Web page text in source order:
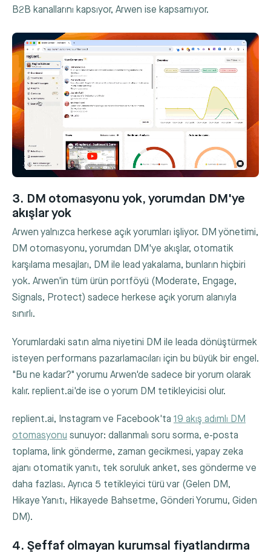
B2B kanallarını kapsıyor, Arwen ise kapsamıyor.
3. DM otomasyonu yok, yorumdan DM'ye
akışlar yok
Arwen yalnızca herkese açık yorumları işliyor. DM yönetimi,
DM otomasyonu, yorumdan DM'ye akışlar, otomatik
karşılama mesajları, DM ile lead yakalama, bunların hiçbiri
yok. Arwen'in tüm ürün portföyü (Moderate, Engage,
Signals, Protect) sadece herkese açık yorum alanıyla
sınırlı.
Yorumlardaki satın alma niyetini DM ile leada dönüştürmek
isteyen performans pazarlamacıları için bu büyük bir engel.
"Bu ne kadar?" yorumu Arwen'de sadece bir yorum olarak
kalır. replient.ai'de ise o yorum DM tetikleyicisi olur.
replient.ai, Instagram ve Facebook'ta 19 akış adımlı DM
otomasyonu sunuyor: dallanmalı soru sorma, e-posta
toplama, link gönderme, zaman gecikmesi, yapay zeka
ajanı otomatik yanıtı, tek soruluk anket, ses gönderme ve
daha fazlası. Ayrıca 5 tetikleyici türü var (Gelen DM,
Hikaye Yanıtı, Hikayede Bahsetme, Gönderi Yorumu, Giden
DM).
4. Şeffaf olmayan kurumsal fiyatlandırma